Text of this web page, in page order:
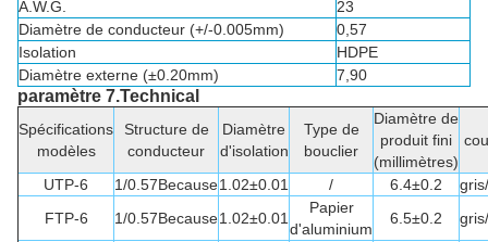
A.W.G.
23
Diamètre de conducteur (+/-0.005mm)
0,57
Isolation
HDPE
Diamètre externe (±0.20mm)
7,90
paramètre 7.Technical
Spécifications
modèles
Structure de
conducteur
Diamètre
d'isolation
Type de
bouclier
Diamètre de
produit fini
(millimètres)
UTP-6 1/0.57Because1.02±0.01 / 6.4±0.2
FTP-6
1/0.57Because1.02±0.01
Papier
d'aluminium
6.5±0.2